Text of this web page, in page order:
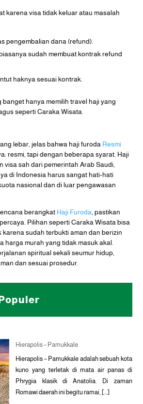
karena visa tidak keluar atau masalah
pengembalian dana (refund).
sudah membuat kontrak refund
haknya sesuai kontrak.
hanya memilih travel haji yang
seperti Caraka Wisata.
lebar, jelas bahwa haji furoda Resmi
resmi, tapi dengan beberapa syarat. Haji
visa sah dari pemerintah Arab Saudi,
di Indonesia harus sangat hati-hati
nasional dan di luar pengawasan
berangkat Haji Furoda , pastikan
Pilihan seperti Caraka Wisata bisa
karena sudah terbukti aman dan berizin
harga murah yang tidak masuk akal.
spiritual sekali seumur hidup,
dan sesuai prosedur.
Hierapolis – Pamukkale
Hierapolis – Pamukkale adalah sebuah kota
kuno yang terletak di mata air panas di
Phrygia klasik di Anatolia. Di zaman
Romawi daerah ini begitu ramai, […]